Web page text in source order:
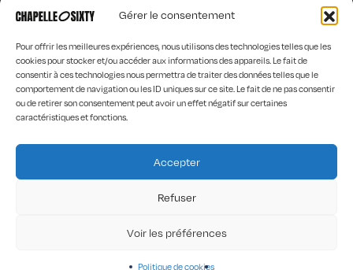
Gérer le consentement
Pour offrir les meilleures expériences, nous utilisons des technologies telles que les
cookies pour stocker et/ou accéder aux informations des appareils. Le fait de
consentir à ces technologies nous permettra de traiter des données telles que le
comportement de navigation ou les ID uniques sur ce site. Le fait de ne pas consentir
ou de retirer son consentement peut avoir un effet négatif sur certaines
caractéristiques et fonctions.
Accepter
Refuser
Voir les préférences
Politique de cookies
Curious Words
Hyperchrome homme
Old is
Poetic Worlds
Rock’n Words
“Tar-“hot”
The Dancers
The Stranges